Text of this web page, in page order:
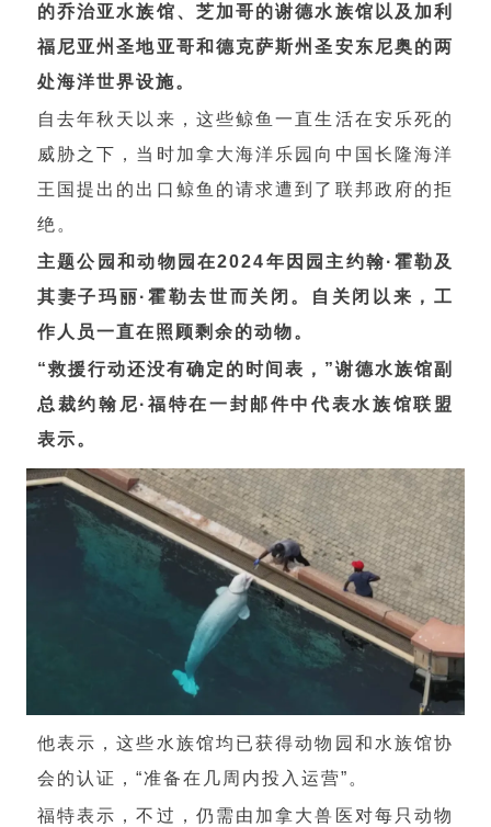
的乔治亚水族馆、芝加哥的谢德水族馆以及加利
福尼亚州圣地亚哥和德克萨斯州圣安东尼奥的两
处海洋世界设施。
自去年秋天以来，这些鲸鱼一直生活在安乐死的
威胁之下，当时加拿大海洋乐园向中国长隆海洋
王国提出的出口鲸鱼的请求遭到了联邦政府的拒
绝。
主题公园和动物园在2024年因园主约翰·霍勒及
其妻子玛丽·霍勒去世而关闭。自关闭以来，工
作人员一直在照顾剩余的动物。
“救援行动还没有确定的时间表，”谢德水族馆副
总裁约翰尼·福特在一封邮件中代表水族馆联盟
表示。
他表示，这些水族馆均已获得动物园和水族馆协
会的认证，“准备在几周内投入运营”。
福特表示，不过，仍需由加拿大兽医对每只动物